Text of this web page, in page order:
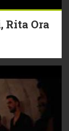
Rita Ora